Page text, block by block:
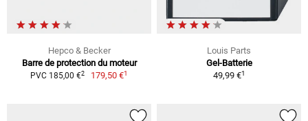
Hepco & Becker
Barre de protection du moteur
PVC 185,00 €2 179,50 €1
Louis Parts
Gel-Batterie
49,99 €1